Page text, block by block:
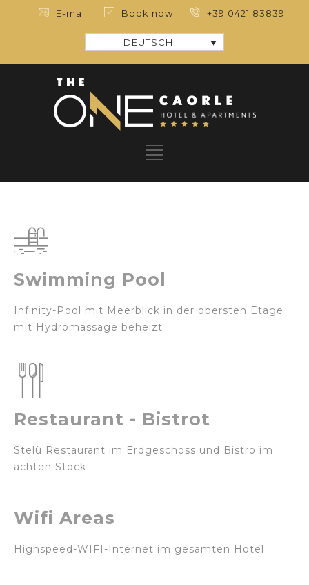
E-mail Book now +39 0421 83839
DEUTSCH
Swimming Pool
Infinity-Pool mit Meerblick in der obersten Etage
mit Hydromassage beheizt
Restaurant - Bistrot
Stelù Restaurant im Erdgeschoss und Bistro im
achten Stock
Wifi Areas
Highspeed-WIFI-Internet im gesamten Hotel